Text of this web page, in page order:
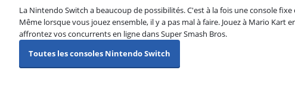
La Nintendo Switch a beaucoup de possibilités. C'est à la fois une console
Même lorsque vous jouez ensemble, il y a pas mal à faire. Jouez à Mario Kart
affrontez vos concurrents en ligne dans Super Smash Bros.
Toutes les consoles Nintendo Switch